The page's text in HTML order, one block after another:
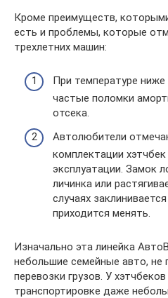
Кроме преимуществ,
есть и проблемы, которые
трехлетних машин:
При температуре
частые поломки
отсека.
Автолюбители
комплектации
эксплуатации. Замок
личинка или
случаях
приходится менять.
Изначально эта линейка
небольшие семейные авто, не
перевозки грузов. У
транспортировке даже